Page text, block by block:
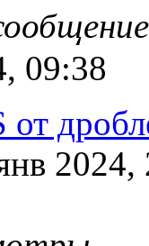
09:38
от
2024,